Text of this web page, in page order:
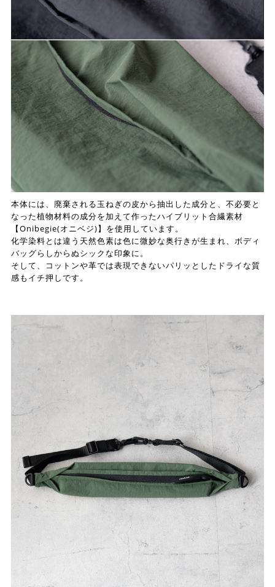
本体には、廃棄される玉ねぎの皮から抽出した成分と、不必要と
なった植物材料の成分を加えて作ったハイブリット合繊素材
【Onibegie(オニベジ)】を使用しています。
化学染料とは違う天然色素は色に微妙な奥行きが生まれ、ボディ
バッグらしからぬシックな印象に。
そして、コットンや革では表現できないパリッとしたドライな質
感もイチ押しです。